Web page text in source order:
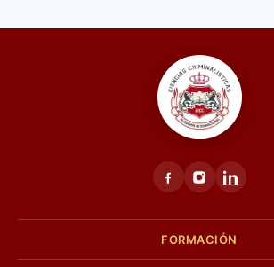
FORMACIÓN